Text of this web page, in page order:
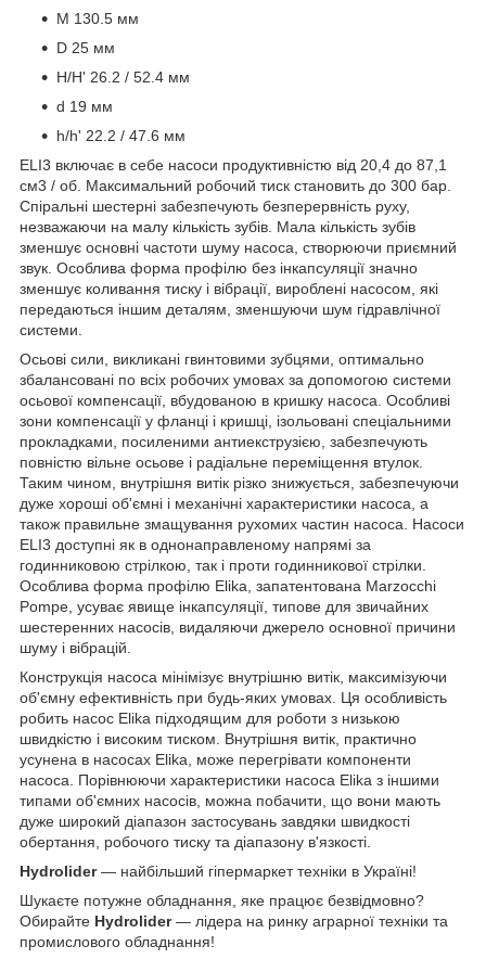
M 130.5 мм
D 25 мм
H/H' 26.2 / 52.4 мм
d 19 мм
h/h' 22.2 / 47.6 мм
ELI3 включає в себе насоси продуктивністю від 20,4 до 87,1
см3 / об. Максимальний робочий тиск становить до 300 бар.
Спіральні шестерні забезпечують безперервність руху,
незважаючи на малу кількість зубів. Мала кількість зубів
зменшує основні частоти шуму насоса, створюючи приємний
звук. Особлива форма профілю без інкапсуляції значно
зменшує коливання тиску і вібрації, вироблені насосом, які
передаються іншим деталям, зменшуючи шум гідравлічної
системи.
Осьові сили, викликані гвинтовими зубцями, оптимально
збалансовані по всіх робочих умовах за допомогою системи
осьової компенсації, вбудованою в кришку насоса. Особливі
зони компенсації у фланці і кришці, ізольовані спеціальними
прокладками, посиленими антиекструзією, забезпечують
повністю вільне осьове і радіальне переміщення втулок.
Таким чином, внутрішня витік різко знижується, забезпечуючи
дуже хороші об'ємні і механічні характеристики насоса, а
також правильне змащування рухомих частин насоса. Насоси
ELI3 доступні як в однонаправленому напрямі за
годинниковою стрілкою, так і проти годинникової стрілки.
Особлива форма профілю Elika, запатентована Marzocchi
Pompe, усуває явище інкапсуляції, типове для звичайних
шестеренних насосів, видаляючи джерело основної причини
шуму і вібрацій.
Конструкція насоса мінімізує внутрішню витік, максимізуючи
об'ємну ефективність при будь-яких умовах. Ця особливість
робить насос Elika підходящим для роботи з низькою
швидкістю і високим тиском. Внутрішня витік, практично
усунена в насосах Elika, може перегрівати компоненти
насоса. Порівнюючи характеристики насоса Elika з іншими
типами об'ємних насосів, можна побачити, що вони мають
дуже широкий діапазон застосувань завдяки швидкості
обертання, робочого тиску та діапазону в'язкості.
Hydrolider— найбільший гіпермаркет техніки в Україні!
Шукаєте потужне обладнання, яке працює безвідмовно?
Обирайте Hydrolider— лідера на ринку аграрної техніки та
промислового обладнання!